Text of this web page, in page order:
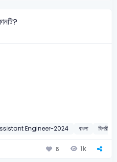
Engineer-2024 বাংলা
6 1k